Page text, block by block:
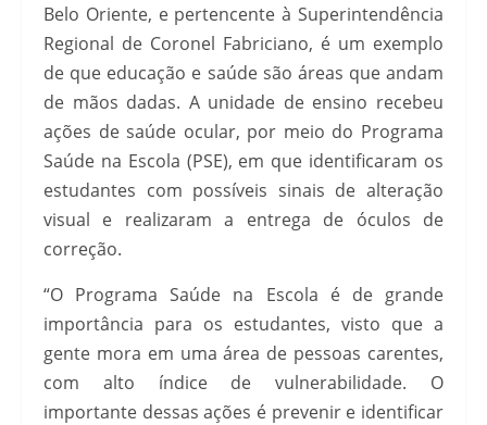
Belo Oriente, e pertencente à Superintendência
Regional de Coronel Fabriciano, é um exemplo
de que educação e saúde são áreas que andam
de mãos dadas. A unidade de ensino recebeu
ações de saúde ocular, por meio do Programa
Saúde na Escola (PSE), em que identificaram os
estudantes com possíveis sinais de alteração
visual e realizaram a entrega de óculos de
correção.
“O Programa Saúde na Escola é de grande
importância para os estudantes, visto que a
gente mora em uma área de pessoas carentes,
com alto índice de vulnerabilidade. O
importante dessas ações é prevenir e identificar